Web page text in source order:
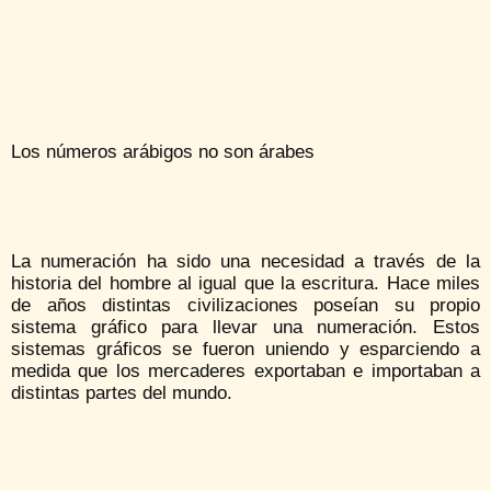
Los números arábigos no son árabes
La numeración ha sido una necesidad a través de la
historia del hombre al igual que la escritura. Hace miles
de años distintas civilizaciones poseían su propio
sistema gráfico para llevar una numeración. Estos
sistemas gráficos se fueron uniendo y esparciendo a
medida que los mercaderes exportaban e importaban a
distintas partes del mundo.